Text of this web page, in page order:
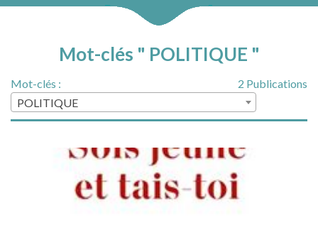
Mot-clés " POLITIQUE "
2 Publications
Mot-clés :
POLITIQUE